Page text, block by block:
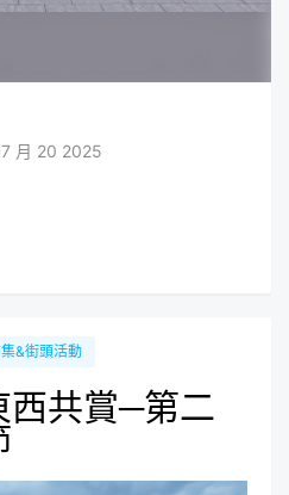
月 20 2025
&街頭活動
西共賞─第二